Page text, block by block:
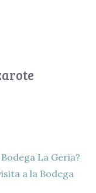
La Geria?
a la Bodega